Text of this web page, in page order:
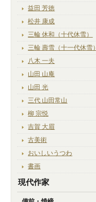
益田 芳徳
松井 康成
三輪 休和（十代休雪）
三輪 壽雪（十一代休雪）
八木 一夫
山田 山庵
山田 光
三代 山田常山
柳 宗悦
吉賀 大眉
古美術
おいしいうつわ
書画
現代作家